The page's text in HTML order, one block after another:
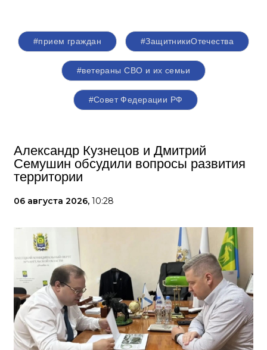
#прием граждан #ЗащитникиОтечества
#ветераны СВО и их семьи
#Совет Федерации РФ
Александр Кузнецов и Дмитрий
Семушин обсудили вопросы развития
территории
06 августа 2026, 10:28